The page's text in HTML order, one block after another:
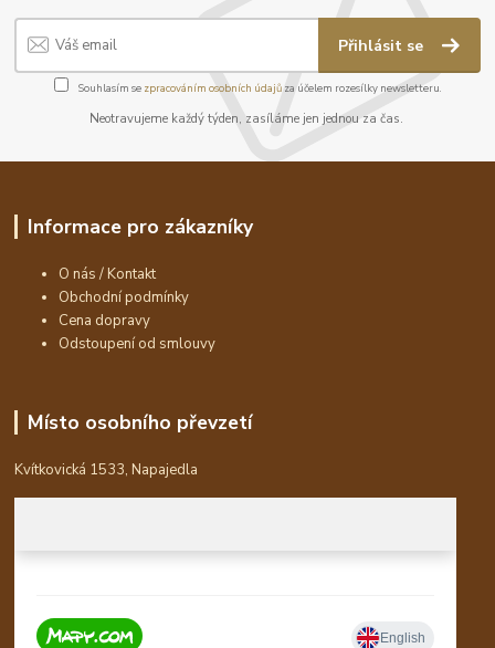
Přihlásit se
Souhlasím se zpracováním osobních údajůza účelem rozesílky newsletteru.
Neotravujeme každý týden, zasíláme jen jednou za čas.
Informace pro zákazníky
O nás / Kontakt
Obchodní podmínky
Cena dopravy
Odstoupení od smlouvy
Místo osobního převzetí
Kvítkovická 1533, Napajedla